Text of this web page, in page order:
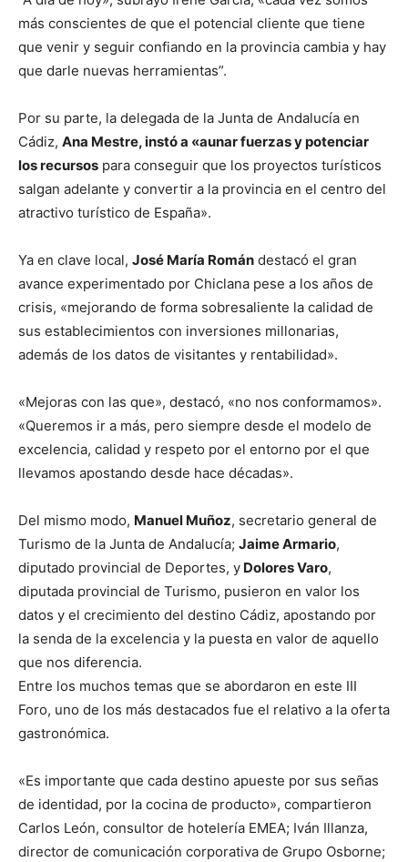
más conscientes de que el potencial cliente que tiene
que venir y seguir confiando en la provincia cambia y hay
que darle nuevas herramientas”.
Por su parte, la delegada de la Junta de Andalucía en
Cádiz, Ana Mestre, instó a «aunar fuerzas y potenciar
los recursos para conseguir que los proyectos turísticos
salgan adelante y convertir a la provincia en el centro del
atractivo turístico de España».
Ya en clave local, José María Román destacó el gran
avance experimentado por Chiclana pese a los años de
crisis, «mejorando de forma sobresaliente la calidad de
sus establecimientos con inversiones millonarias,
además de los datos de visitantes y rentabilidad».
«Mejoras con las que», destacó, «no nos conformamos».
«Queremos ir a más, pero siempre desde el modelo de
excelencia, calidad y respeto por el entorno por el que
llevamos apostando desde hace décadas».
Del mismo modo, Manuel Muñoz, secretario general de
Turismo de la Junta de Andalucía; Jaime Armario,
diputado provincial de Deportes, y Dolores Varo,
diputada provincial de Turismo, pusieron en valor los
datos y el crecimiento del destino Cádiz, apostando por
la senda de la excelencia y la puesta en valor de aquello
que nos diferencia.
Entre los muchos temas que se abordaron en este III
Foro, uno de los más destacados fue el relativo a la oferta
gastronómica.
«Es importante que cada destino apueste por sus señas
de identidad, por la cocina de producto», compartieron
Carlos León, consultor de hotelería EMEA; Iván Illanza,
director de comunicación corporativa de Grupo Osborne;